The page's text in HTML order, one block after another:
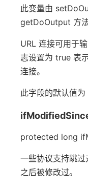
此变量由
getDoOutput 方法
URL 连接可用于
志设置为 true 表
连接。
此字段的默认值为
protected long
一些协议支持跳
之后被修改过。